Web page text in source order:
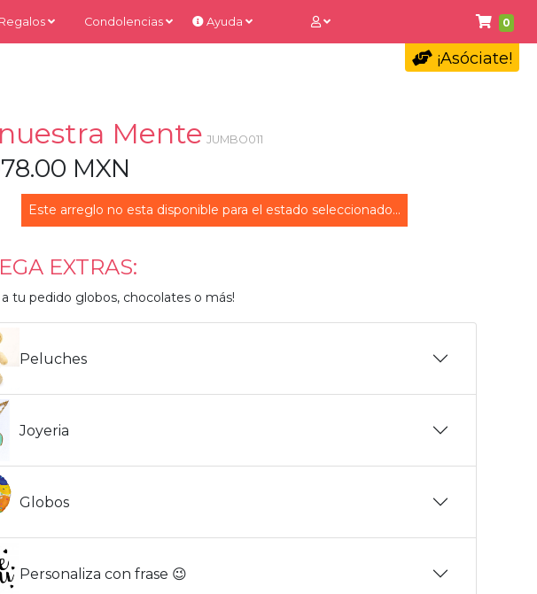
0
Regalos Condolencias Ayuda
¡Asóciate!
Mente JUMBO011
MXN
Este arreglo no esta disponible para el estado seleccionado...
EXTRAS:
tu pedido globos, chocolates o más!
Peluches
Joyeria
Globos
Personaliza con frase 😉